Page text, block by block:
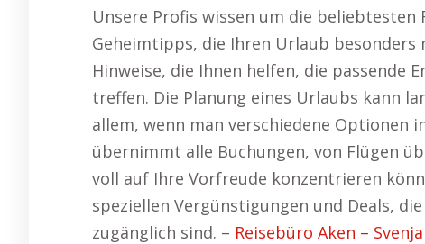
Unsere Profis wissen um die beliebtesten
Geheimtipps, die Ihren Urlaub besonders
Hinweise, die Ihnen helfen, die passende
treffen. Die Planung eines Urlaubs kann
allem, wenn man verschiedene Optionen
übernimmt alle Buchungen, von Flügen
voll auf Ihre Vorfreude konzentrieren
speziellen Vergünstigungen und Deals,
zugänglich sind. – Reisebüro Aken –